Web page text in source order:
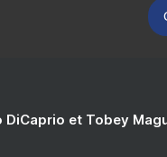
DiCaprio et Tobey